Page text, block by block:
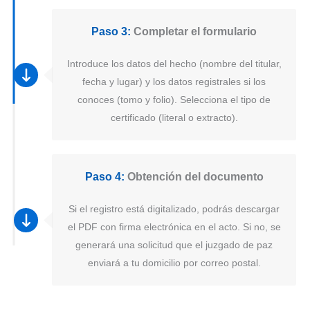
Paso 3: Completar el formulario
Introduce los datos del hecho (nombre del titular,
fecha y lugar) y los datos registrales si los
conoces (tomo y folio). Selecciona el tipo de
certificado (literal o extracto).
Paso 4: Obtención del documento
Si el registro está digitalizado, podrás descargar
el PDF con firma electrónica en el acto. Si no, se
generará una solicitud que el juzgado de paz
enviará a tu domicilio por correo postal.